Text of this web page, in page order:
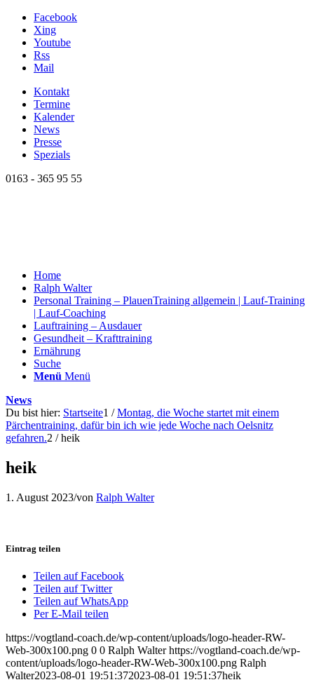
Facebook
Xing
Youtube
Rss
Mail
Kontakt
Termine
Kalender
News
Presse
Spezials
0163 - 365 95 55
Home
Ralph Walter
Personal Training – PlauenTraining allgemein | Lauf-Training
| Lauf-Coaching
Lauftraining – Ausdauer
Gesundheit – Krafttraining
Ernährung
Suche
Menü Menü
News
Du bist hier: Startseite1 / Montag, die Woche startet mit einem
Pärchentraining, dafür bin ich wie jede Woche nach Oelsnitz
gefahren.2 / heik
heik
1. August 2023/von Ralph Walter
Eintrag teilen
Teilen auf Facebook
Teilen auf Twitter
Teilen auf WhatsApp
Per E-Mail teilen
https://vogtland-coach.de/wp-content/uploads/logo-header-RW-
Web-300x100.png 0 0 Ralph Walter https://vogtland-coach.de/wp-
content/uploads/logo-header-RW-Web-300x100.png Ralph
Walter2023-08-01 19:51:372023-08-01 19:51:37heik